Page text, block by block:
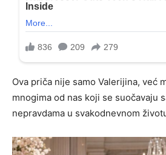
Ova priča nije samo Valerijina, već
mnogima od nas koji se suočavaju
nepravdama u svakodnevnom